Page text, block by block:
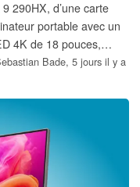
290HX, d’une carte
portable avec un
4K de 18 pouces,
parmi les
points forts de ce
les acheteurs
Bade, 5 jours il y a